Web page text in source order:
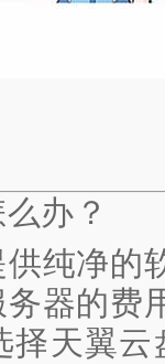
办？
纯净的
器的费
天翼云